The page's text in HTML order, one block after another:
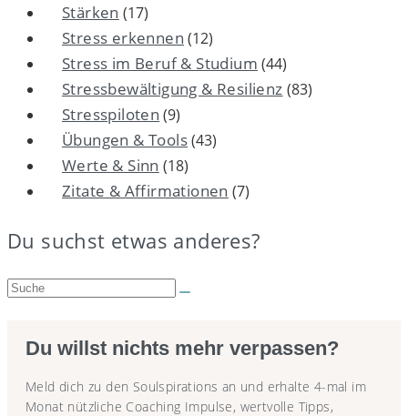
Stärken (17)
Stress erkennen (12)
Stress im Beruf & Studium (44)
Stressbewältigung & Resilienz (83)
Stresspiloten (9)
Übungen & Tools(43)
Werte & Sinn (18)
Zitate & Affirmationen (7)
Du suchst etwas anderes?
Suche:
Du willst nichts mehr verpassen?
Meld dich zu den Soulspirations an und erhalte 4-mal im
Monat nützliche Coaching Impulse, wertvolle Tipps,